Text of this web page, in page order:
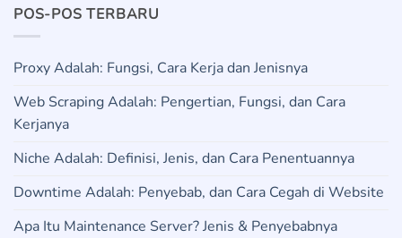
POS-POS TERBARU
Proxy Adalah: Fungsi, Cara Kerja dan Jenisnya
Web Scraping Adalah: Pengertian, Fungsi, dan Cara
Kerjanya
Niche Adalah: Definisi, Jenis, dan Cara Penentuannya
Downtime Adalah: Penyebab, dan Cara Cegah di Website
Apa Itu Maintenance Server? Jenis & Penyebabnya